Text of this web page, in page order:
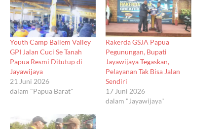
Youth Camp Baliem Valley
GPI Jalan Cuci Se Tanah
Papua Resmi Ditutup di
Jayawijaya
21 Juni 2026
dalam "Papua Barat"
Rakerda GSJA Papua
Pegunungan, Bupati
Jayawijaya Tegaskan,
Pelayanan Tak Bisa Jalan
Sendiri
17 Juni 2026
dalam "Jayawijaya"